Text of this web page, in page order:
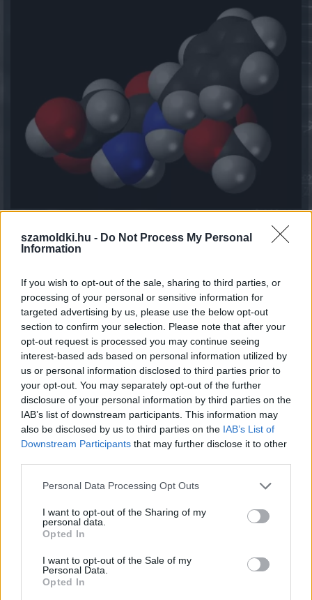
szamoldki.hu - Do Not Process My Personal
Information
If you wish to opt-out of the sale, sharing to third parties, or
processing of your personal or sensitive information for
targeted advertising by us, please use the below opt-out
section to confirm your selection. Please note that after your
opt-out request is processed you may continue seeing
interest-based ads based on personal information utilized by
us or personal information disclosed to third parties prior to
your opt-out. You may separately opt-out of the further
disclosure of your personal information by third parties on the
IAB’s list of downstream participants. This information may
also be disclosed by us to third parties on the IAB’s List of
Downstream Participants that may further disclose it to other
Please note that this website/app uses one or more Google
not limited to your visit or usage behaviour. You may click to
grant or deny consent to Google and its third-party tags to
use your data for below specified purposes in below Google
consent section.
Personal Data Processing Opt Outs
I want to opt-out of the Sharing of my
personal data.
Opted In
I want to opt-out of the Sale of my
Personal Data.
Opted In
Kiderült, mennyi mindent jelenthet: itt az első országos
mémkutatás
Húsz lakóközösség nyert milliókat – panelok és
téglaépületek is megújulnak országszerte